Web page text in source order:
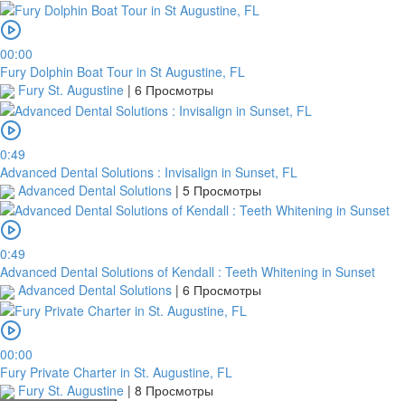
00:00
Fury Dolphin Boat Tour in St Augustine, FL
Fury St. Augustine | 6 Просмотры
0:49
Advanced Dental Solutions : Invisalign in Sunset, FL
Advanced Dental Solutions | 5 Просмотры
0:49
Advanced Dental Solutions of Kendall : Teeth Whitening in Sunset
Advanced Dental Solutions | 6 Просмотры
00:00
Fury Private Charter in St. Augustine, FL
Fury St. Augustine | 8 Просмотры